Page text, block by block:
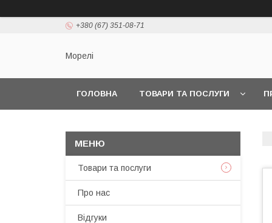
+380 (67) 351-08-71
Морелі
ГОЛОВНА ТОВАРИ ТА ПОСЛУГИ
Товари та послуги
Про нас
Відгуки